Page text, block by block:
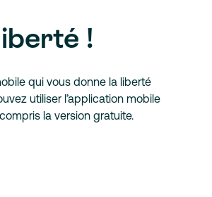
!
qui vous donne la liberté
utiliser l’application mobile
la version gratuite.